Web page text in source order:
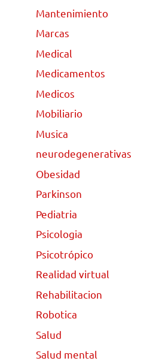
Mantenimiento
Marcas
Medical
Medicamentos
Medicos
Mobiliario
Musica
neurodegenerativas
Obesidad
Parkinson
Pediatria
Psicologia
Psicotrópico
Realidad virtual
Rehabilitacion
Robotica
Salud
Salud mental